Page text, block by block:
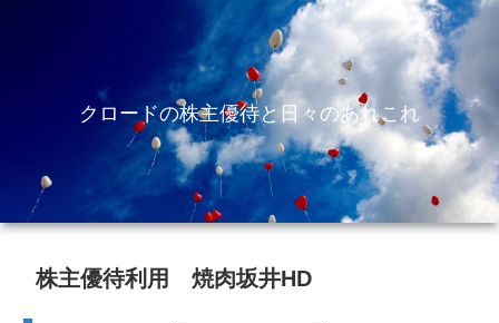
クロードの株主優待と日々のあれこれ
株主優待利用 焼肉坂井HD